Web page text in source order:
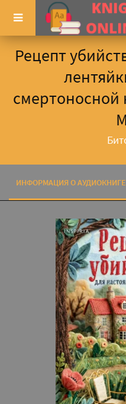
Рецепт
смертоносной
ИНФОРМАЦИЯ О АУДИОКНИГЕ